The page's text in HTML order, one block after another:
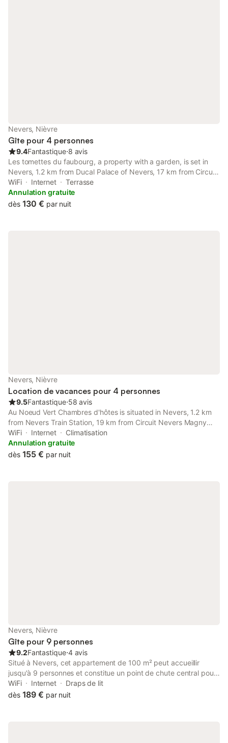
Nevers, Nièvre
Gîte pour 4 personnes
9.4Fantastique⋅8 avis
Les tomettes du faubourg, a property with a garden, is set in
Nevers, 1.2 km from Ducal Palace of Nevers, 17 km from Circuit
Nevers Magny Cours, as well as 1.1 km from Nevers Cathedral.
It is situated 1.
WiFi Internet
Terrasse
Annulation gratuite
dès 130 € par nuit
Nevers, Nièvre
Location de vacances pour 4 personnes
9.5Fantastique⋅58 avis
Au Noeud Vert Chambres d'hôtes is situated in Nevers, 1.2 km
from Nevers Train Station, 19 km from Circuit Nevers Magny
Cours, as well as 700 metres from Nevers Cathedral.
WiFi Internet
Climatisation
Annulation gratuite
dès 155 € par nuit
Nevers, Nièvre
Gîte pour 9 personnes
9.2Fantastique⋅4 avis
Situé à Nevers, cet appartement de 100 m² peut accueillir
jusqu'à 9 personnes et constitue un point de chute central pour
explorer la ville. La propriété se trouve à 300 m du centre-ville,
à 700 m de la gare et à moins de 200 m d'options de
WiFi Internet
Draps de lit
dès 189 € par nuit